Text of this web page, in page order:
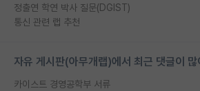
정출연 학연 박사 질문(DGIST)
통신 관련 랩 추천
자유 게시판(아무개랩)에서 최근 댓글이 많
카이스트 경영공학부 서류